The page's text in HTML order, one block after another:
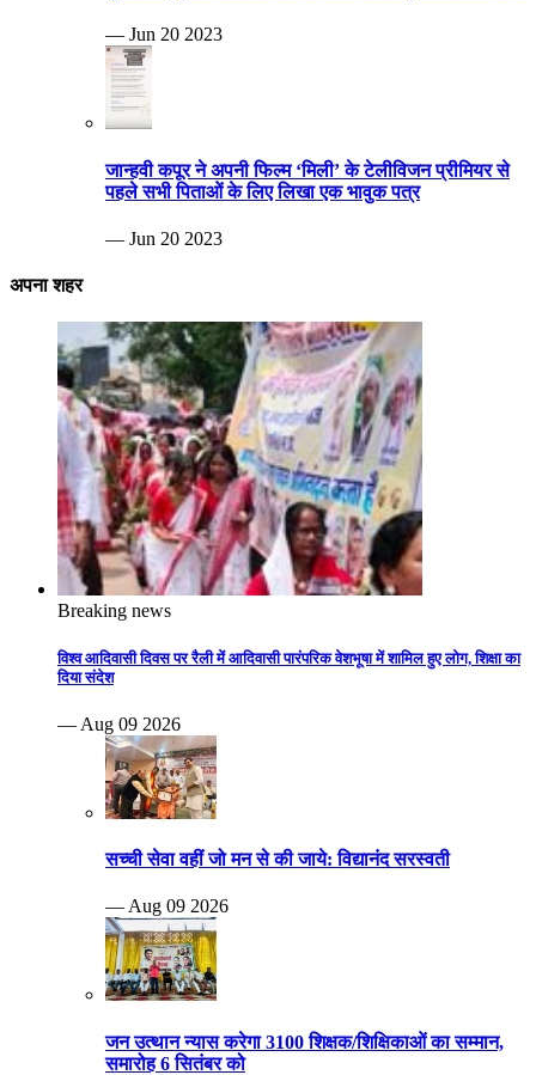
— Jun 20 2023
जान्हवी कपूर ने अपनी फिल्म ‘मिली’ के टेलीविजन प्रीमियर से
पहले सभी पिताओं के लिए लिखा एक भावुक पत्र
— Jun 20 2023
अपना शहर
Breaking news
विश्व आदिवासी दिवस पर रैली में आदिवासी पारंपरिक वेशभूषा में शामिल हुए लोग, शिक्षा का
दिया संदेश
— Aug 09 2026
सच्ची सेवा वहीं जो मन से की जाये: विद्यानंद सरस्वती
— Aug 09 2026
जन उत्थान न्यास करेगा 3100 शिक्षक/शिक्षिकाओं का सम्मान,
समारोह 6 सितंबर को